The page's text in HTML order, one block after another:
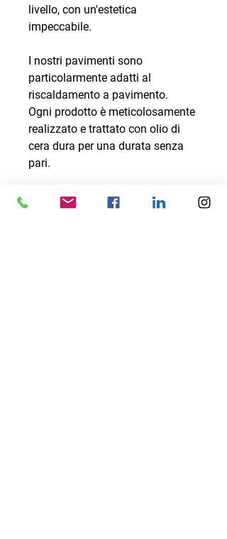
livello, con un'estetica
impeccabile.
I nostri pavimenti sono
particolarmente adatti al
riscaldamento a pavimento.
Ogni prodotto è meticolosamente
realizzato e trattato con olio di
cera dura per una durata senza
pari.
Lunghezza Parquet 1750-2400